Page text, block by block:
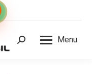
Menu
Buscar